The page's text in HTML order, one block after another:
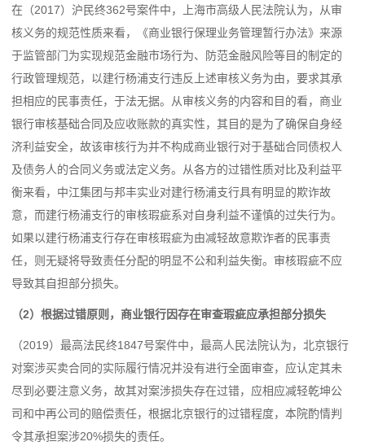
在（2017）沪民终362号案件中，上海市高级人民法院认为，从审
核义务的规范性质来看，《商业银行保理业务管理暂行办法》来源
于监管部门为实现规范金融市场行为、防范金融风险等目的制定的
行政管理规范，以建行杨浦支行违反上述审核义务为由，要求其承
担相应的民事责任，于法无据。从审核义务的内容和目的看，商业
银行审核基础合同及应收账款的真实性，其目的是为了确保自身经
济利益安全，故该审核行为并不构成商业银行对于基础合同债权人
及债务人的合同义务或法定义务。从各方的过错性质对比及利益平
衡来看，中江集团与邦丰实业对建行杨浦支行具有明显的欺诈故
意，而建行杨浦支行的审核瑕疵系对自身利益不谨慎的过失行为。
如果以建行杨浦支行存在审核瑕疵为由减轻故意欺诈者的民事责
任，则无疑将导致责任分配的明显不公和利益失衡。审核瑕疵不应
导致其自担部分损失。
（2）根据过错原则，商业银行因存在审查瑕疵应承担部分损失
（2019）最高法民终1847号案件中，最高人民法院认为，北京银行
对案涉买卖合同的实际履行情况并没有进行全面审查，应认定其未
尽到必要注意义务，故其对案涉损失存在过错，应相应减轻乾坤公
司和中再公司的赔偿责任，根据北京银行的过错程度，本院酌情判
令其承担案涉20%损失的责任。